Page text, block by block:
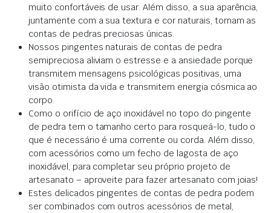
muito confortáveis de usar. Além disso, a sua aparência,
juntamente com a sua textura e cor naturais, tornam as
contas de pedras preciosas únicas.
Nossos pingentes naturais de contas de pedra
semipreciosa aliviam o estresse e a ansiedade porque
transmitem mensagens psicológicas positivas, uma
visão otimista da vida e transmitem energia cósmica ao
corpo.
Como o orifício de aço inoxidável no topo do pingente
de pedra tem o tamanho certo para rosqueá-lo, tudo o
que é necessário é uma corrente ou corda. Além disso,
com acessórios como um fecho de lagosta de aço
inoxidável, para completar seu próprio projeto de
artesanato – aproveite para fazer artesanato com joias!
Estes delicados pingentes de contas de pedra podem
ser combinados com outros acessórios de metal,